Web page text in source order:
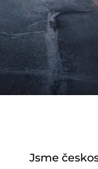
Jsme